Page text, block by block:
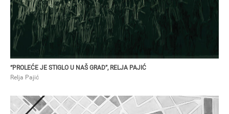
“PROLEĆE JE STIGLO U NAŠ GRAD”, RELJA PAJIĆ
Relja Pajić